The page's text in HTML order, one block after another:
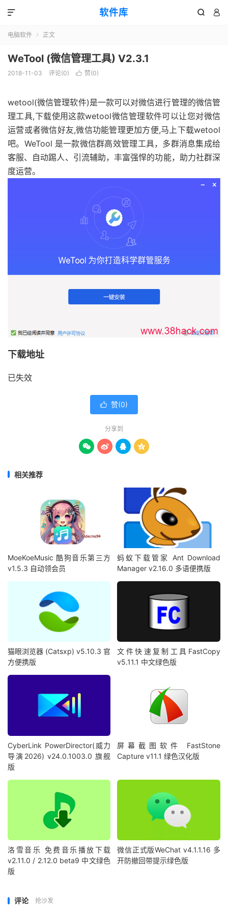
软件库  

电脑软件  正文
WeTool (微信管理工具) V2.3.1
2018-11-03 评论(0)  赞(0)
wetool(微信管理软件)是一款可以对微信进行管理的微信管
理工具,下载使用这款wetool微信管理软件可以让您对微信
运营或者微信好友,微信功能管理更加方便,马上下载wetool
吧。WeTool 是一款微信群高效管理工具，多群消息集成给
客服、自动踢人、引流辅助，丰富强悍的功能，助力社群深
度运营。
下载地址
已失效
 赞(0)
分享到
   
相关推荐
MoeKoeMusic 酷狗音乐第三方
v1.5.3 自动领会员
蚂蚁下载管家 Ant Download
Manager v2.16.0 多语便携版
猫眼浏览器 (Catsxp) v5.10.3 官
方便携版
文件快速复制工具FastCopy
v5.11.1 中文绿色版
CyberLink PowerDirector(威力
导演2026) v24.0.1003.0 旗舰
版
屏幕截图软件 FastStone
Capture v11.1 绿色汉化版
洛雪音乐 免费音乐播放下载
v2.11.0 / 2.12.0 beta9 中文绿色
版
微信正式版WeChat v4.1.1.16 多
开防撤回带提示绿色版
评论 抢沙发